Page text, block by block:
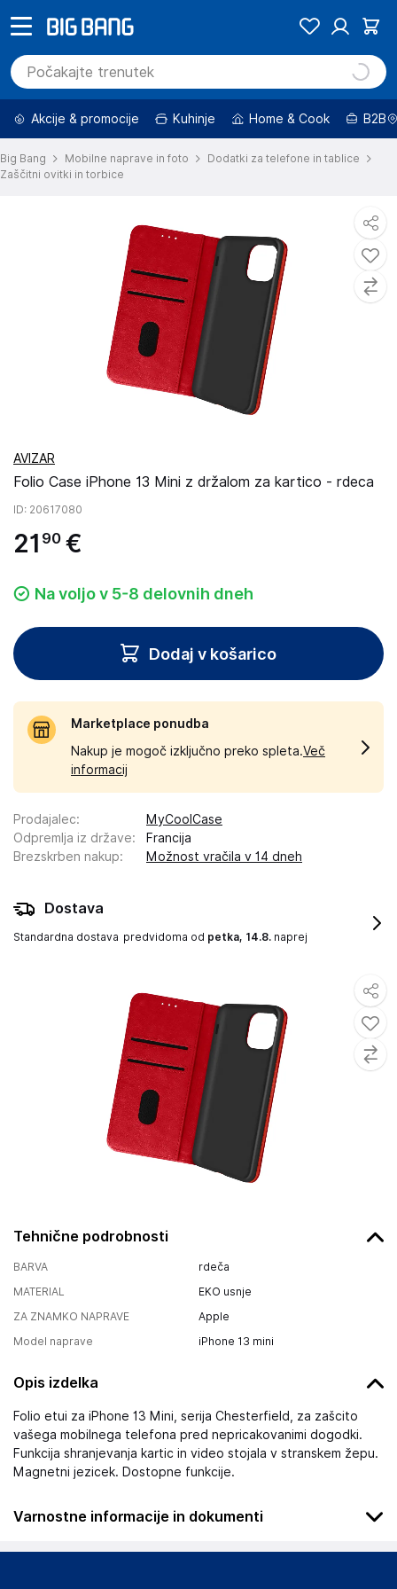
Akcije & promocije Kuhinje Home & Cook B2B
Big Bang Mobilne naprave in foto
Dodatki za telefone in tablice
Zaščitni ovitki in torbice
Tehnične podrobnosti
BARVA
rdeča
MATERIAL
EKO usnje
ZA ZNAMKO NAPRAVE
Apple
Model naprave
iPhone 13 mini
Opis izdelka
Folio etui za iPhone 13 Mini, serija Chesterfield, za zašcito
vašega mobilnega telefona pred nepricakovanimi dogodki.
Funkcija shranjevanja kartic in video stojala v stranskem žepu.
Magnetni jezicek. Dostopne funkcije.
Varnostne informacije in dokumenti
Podatki o proizvajalcu
AVIZAR
Folio Case iPhone 13 Mini z držalom za kartico - rdeca
ID: 20617080
21 90 €
Na voljo v 5-8 delovnih dneh
Dodaj v košarico
Marketplace ponudba
Nakup je mogoč izključno preko spleta.Več
informacij
Prodajalec:
MyCoolCase
Odpremlja iz države:
Francija
Brezskrben nakup: Možnost vračila v 14 dneh
Dostava
Standardna dostava predvidoma od petka, 14.8. naprej